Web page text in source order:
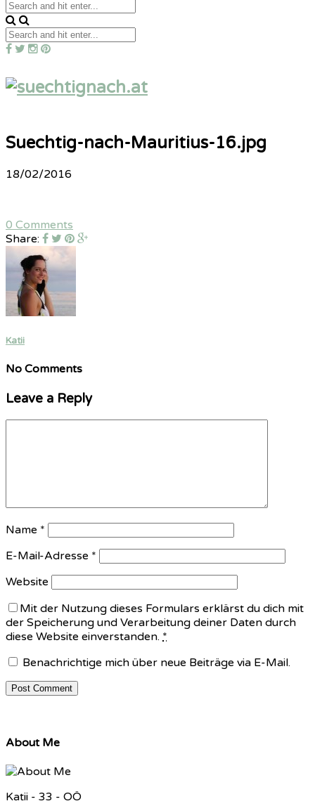
Suechtig-nach-Mauritius-16.jpg
18/02/2016
0 Comments
Share:
Katii
No Comments
Leave a Reply
Name *
E-Mail-Adresse *
Website
Mit der Nutzung dieses Formulars erklärst du dich mit
der Speicherung und Verarbeitung deiner Daten durch
diese Website einverstanden. *
Benachrichtige mich über neue Beiträge via E-Mail.
About Me
Katii - 33 - OÖ